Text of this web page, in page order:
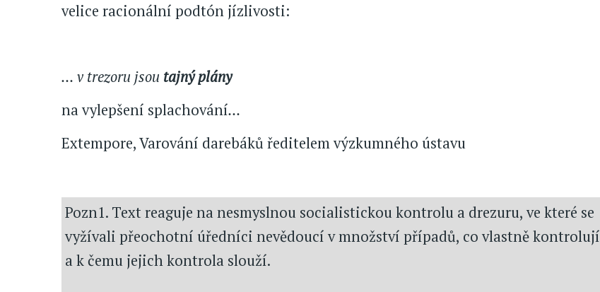
velice racionální podtón jízlivosti:
... v trezoru jsou tajný plány
na vylepšení splachování...
Extempore, Varování darebáků ředitelem výzkumného ústavu
Pozn1. Text reaguje na nesmyslnou socialistickou kontrolu a drezuru, ve které se
vyžívali přeochotní úředníci nevědoucí v množství případů, co vlastně kontrolují
a k čemu jejich kontrola slouží.